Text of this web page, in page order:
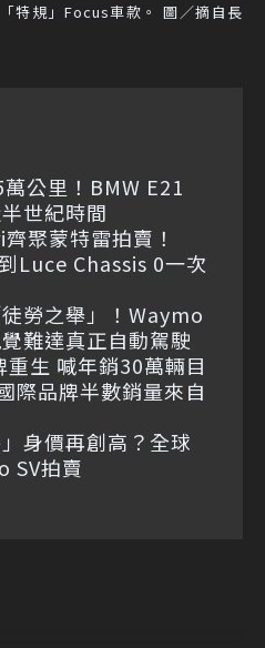
特規」Focus車款。 圖／摘自長
公里！BMW E21
世紀時間
聚蒙特雷拍賣！
Luce Chassis 0一次
勞之舉」！Waymo
難達真正自動駕駛
生 喊年銷30萬輛目
際品牌半數銷量來自
身價再創高？全球
SV拍賣